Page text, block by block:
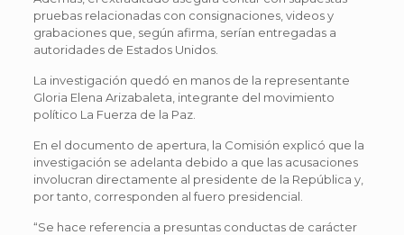
pruebas relacionadas con consignaciones, videos y
grabaciones que, según afirma, serían entregadas a
autoridades de Estados Unidos.
La investigación quedó en manos de la representante
Gloria Elena Arizabaleta, integrante del movimiento
político La Fuerza de la Paz.
En el documento de apertura, la Comisión explicó que la
investigación se adelanta debido a que las acusaciones
involucran directamente al presidente de la República y,
por tanto, corresponden al fuero presidencial.
“Se hace referencia a presuntas conductas de carácter